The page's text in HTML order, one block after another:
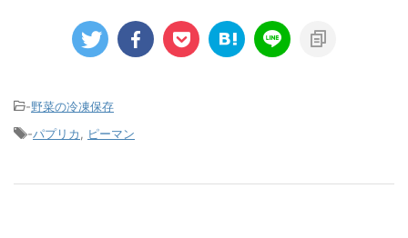
-野菜の冷凍保存
-パプリカ ピーマン